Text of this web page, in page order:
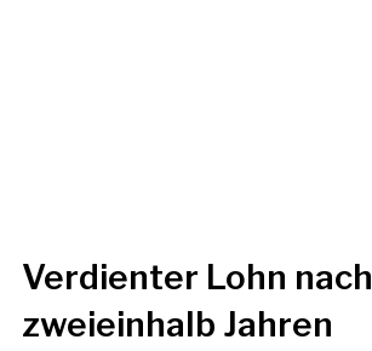
Verdienter Lohn nach
zweieinhalb Jahren